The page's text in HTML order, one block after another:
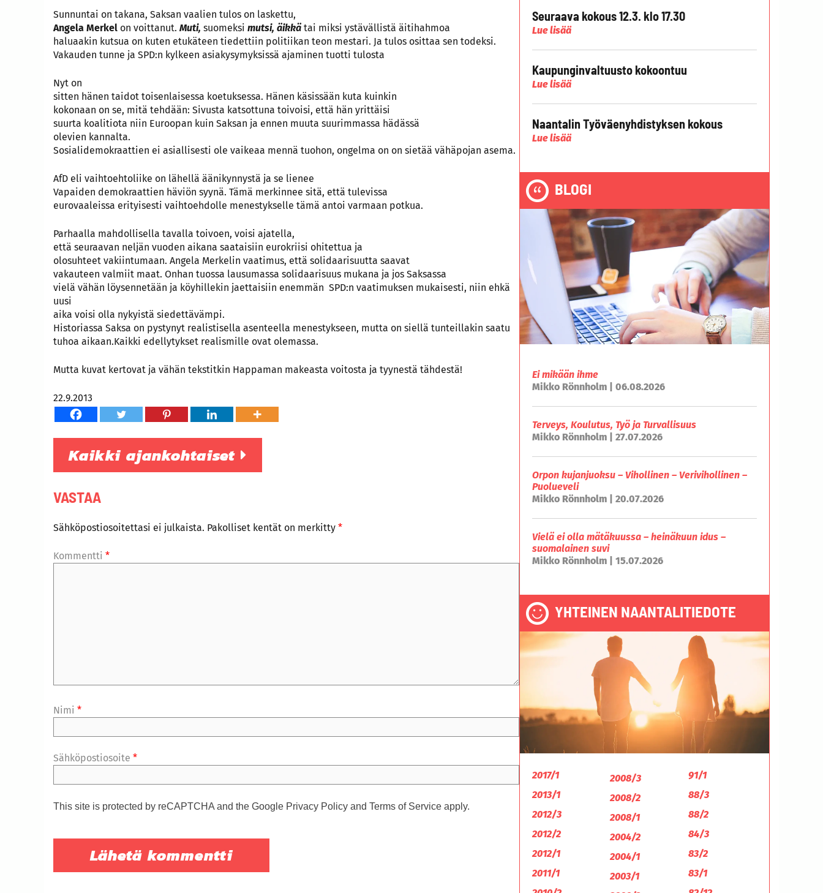
Sunnuntai on takana, Saksan vaalien tulos on laskettu,
Angela Merkel on voittanut. Muti, suomeksi mutsi, äikkä tai miksi ystävällistä äitihahmoa
haluaakin kutsua on kuten etukäteen tiedettiin politiikan teon mestari. Ja tulos osittaa sen todeksi.
Vakauden tunne ja SPD:n kylkeen asiakysymyksissä ajaminen tuotti tulosta
Nyt on
sitten hänen taidot toisenlaisessa koetuksessa. Hänen käsissään kuta kuinkin
kokonaan on se, mitä tehdään: Sivusta katsottuna toivoisi, että hän yrittäisi
suurta koalitiota niin Euroopan kuin Saksan ja ennen muuta suurimmassa hädässä
olevien kannalta.
Sosialidemokraattien ei asiallisesti ole vaikeaa mennä tuohon, ongelma on on sietää vähäpojan asema.
AfD eli vaihtoehtoliike on lähellä äänikynnystä ja se lienee
Vapaiden demokraattien häviön syynä. Tämä merkinnee sitä, että tulevissa
eurovaaleissa erityisesti vaihtoehdolle menestykselle tämä antoi varmaan potkua.
Parhaalla mahdollisella tavalla toivoen, voisi ajatella,
että seuraavan neljän vuoden aikana saataisiin eurokriisi ohitettua ja
olosuhteet vakiintumaan. Angela Merkelin vaatimus, että solidaarisuutta saavat
vakauteen valmiit maat. Onhan tuossa lausumassa solidaarisuus mukana ja jos Saksassa
vielä vähän löysennetään ja köyhillekin jaettaisiin enemmän SPD:n vaatimuksen mukaisesti, niin ehkä
uusi
aika voisi olla nykyistä siedettävämpi.
Historiassa Saksa on pystynyt realistisella asenteella menestykseen, mutta on siellä tunteillakin saatu
tuhoa aikaan.Kaikki edellytykset realismille ovat olemassa.
Mutta kuvat kertovat ja vähän tekstitkin Happaman makeasta voitosta ja tyynestä tähdestä!
22.9.2013
Kaikki ajankohtaiset
VASTAA
Sähköpostiosoitettasi ei julkaista. Pakolliset kentät on merkitty *
Kommentti *
Nimi *
Sähköpostiosoite *
This site is protected by reCAPTCHA and the Google Privacy Policy and Terms of Service apply.
Seuraava kokous 12.3. klo 17.30
Lue lisää
Kaupunginvaltuusto kokoontuu
Lue lisää
Naantalin Työväenyhdistyksen kokous
Lue lisää
BLOGI
Ei mikään ihme
Mikko Rönnholm | 06.08.2026
Terveys, Koulutus, Työ ja Turvallisuus
Mikko Rönnholm | 27.07.2026
Orpon kujanjuoksu – Vihollinen – Verivihollinen –
Puolueveli
Mikko Rönnholm | 20.07.2026
Vielä ei olla mätäkuussa – heinäkuun idus –
suomalainen suvi
Mikko Rönnholm | 15.07.2026
YHTEINEN NAANTALITIEDOTE
2017/1
2013/1
2012/3
2012/2
2012/1
2011/1
2008/3
2008/2
2008/1
2004/2
2004/1
2003/1
91/1
88/3
88/2
84/3
83/2
83/1